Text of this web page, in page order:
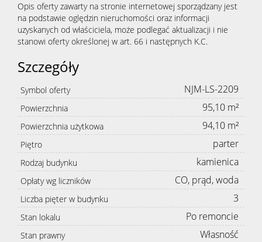
Opis oferty zawarty na stronie internetowej sporządzany jest
na podstawie oględzin nieruchomości oraz informacji
uzyskanych od właściciela, może podlegać aktualizacji i nie
stanowi oferty określonej w art. 66 i następnych K.C.
Szczegóły
Symbol oferty NJM-LS-2209
Powierzchnia 95,10 m²
Powierzchnia użytkowa 94,10 m²
Piętro parter
Rodzaj budynku kamienica
Opłaty wg liczników CO, prąd, woda
Liczba pięter w budynku 3
Stan lokalu Po remoncie
Stan prawny Własność